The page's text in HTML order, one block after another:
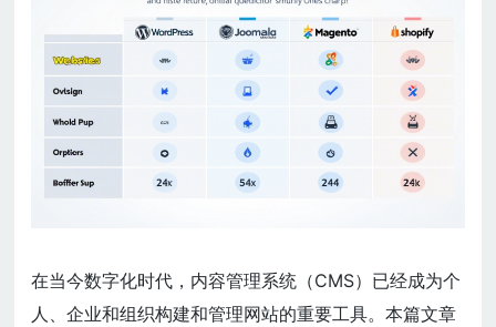
在当今数字化时代，内容管理系统（CMS）已经成为个
人、企业和组织构建和管理网站的重要工具。本篇文章